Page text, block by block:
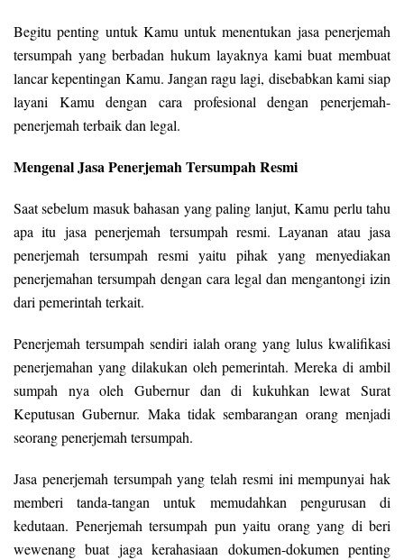
Begitu penting untuk Kamu untuk menentukan jasa penerjemah
tersumpah yang berbadan hukum layaknya kami buat membuat
lancar kepentingan Kamu. Jangan ragu lagi, disebabkan kami siap
layani Kamu dengan cara profesional dengan penerjemah-
penerjemah terbaik dan legal.
Mengenal Jasa Penerjemah Tersumpah Resmi
Saat sebelum masuk bahasan yang paling lanjut, Kamu perlu tahu
apa itu jasa penerjemah tersumpah resmi. Layanan atau jasa
penerjemah tersumpah resmi yaitu pihak yang menyediakan
penerjemahan tersumpah dengan cara legal dan mengantongi izin
dari pemerintah terkait.
Penerjemah tersumpah sendiri ialah orang yang lulus kwalifikasi
penerjemahan yang dilakukan oleh pemerintah. Mereka di ambil
sumpah nya oleh Gubernur dan di kukuhkan lewat Surat
Keputusan Gubernur. Maka tidak sembarangan orang menjadi
seorang penerjemah tersumpah.
Jasa penerjemah tersumpah yang telah resmi ini mempunyai hak
memberi tanda-tangan untuk memudahkan pengurusan di
kedutaan. Penerjemah tersumpah pun yaitu orang yang di beri
wewenang buat jaga kerahasiaan dokumen-dokumen penting